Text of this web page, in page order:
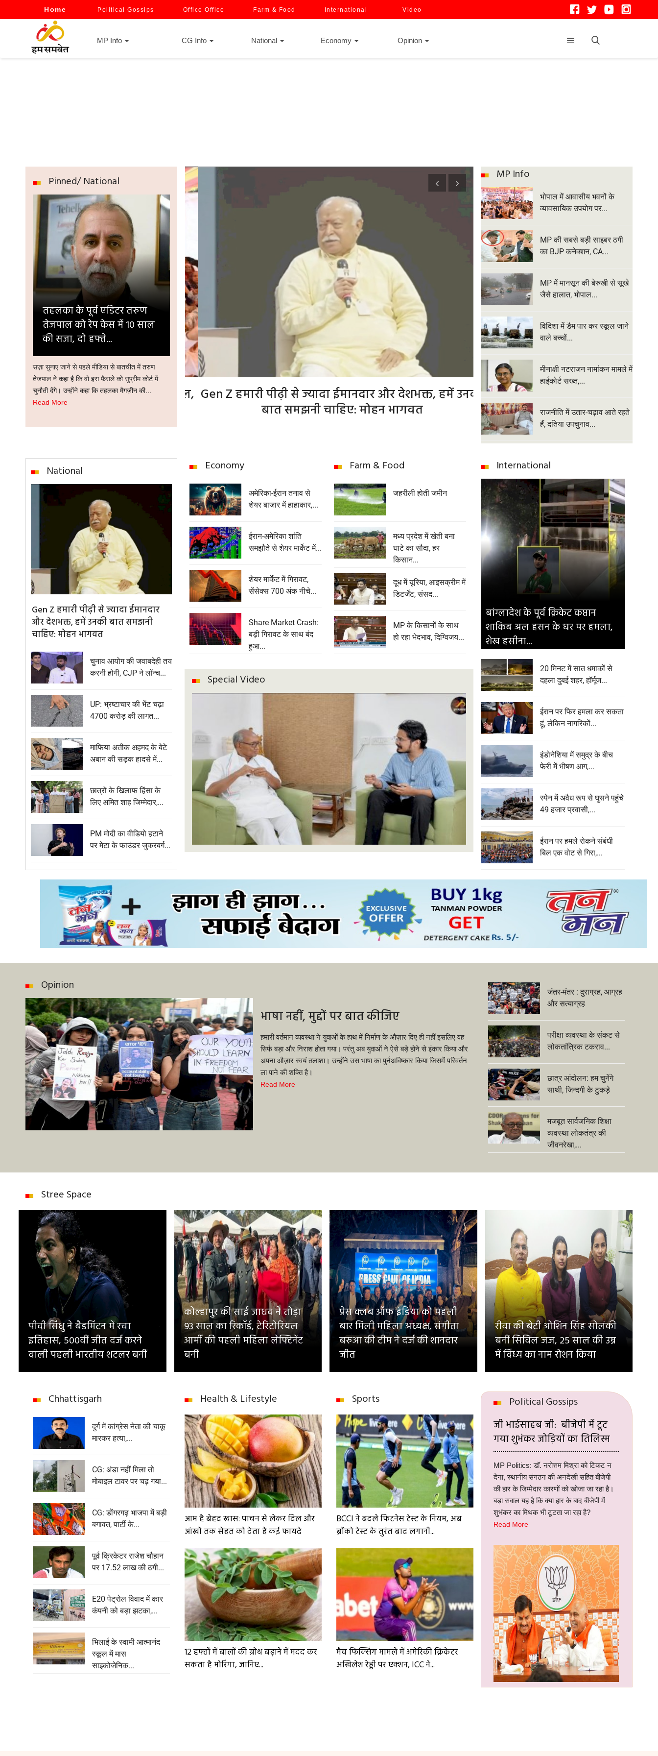
Home Political Gossips Office Office Farm & Food International Video
MP Info CG Info National Economy Opinion
Pinned/ National
तहलका के पूर्व एडिटर तरुण
तेजपाल को रेप केस में 10 साल
की सजा, दो हफ्ते...
सज़ा सुनाए जाने से पहले मीडिया से बातचीत में तरुण
तेजपाल ने कहा है कि वो इस फ़ैसले को सुप्रीम कोर्ट में
चुनौती देंगे। उन्होंने कहा कि तहलका मैगज़ीन की...
Read More
के व्यावसायिक उपयोग पर बवाल,
ने नगर निगम दफ्तर घेरा
Gen Z हमारी पीढ़ी से ज्यादा ईमानदार और देशभक्त, हमें उनकी
बात समझनी चाहिए: मोहन भागवत
MP की सबसे बड़ी साइबर ठगी का
करोड़ की ठगी मामले में भाजपा
MP Info
भोपाल में आवासीय भवनों के
व्यावसायिक उपयोग पर...
MP की सबसे बड़ी साइबर ठगी
का BJP कनेक्शन, CA...
MP में मानसून की बेरुखी से सूखे
जैसे हालात, भोपाल...
विदिशा में डैम पार कर स्कूल जाने
वाले बच्चों...
मीनाक्षी नटराजन नामांकन मामले में
हाईकोर्ट सख्त,...
राजनीति में उतार-चढ़ाव आते रहते
हैं, दतिया उपचुनाव...
National
Gen Z हमारी पीढ़ी से ज्यादा ईमानदार
और देशभक्त, हमें उनकी बात समझनी
चाहिए: मोहन भागवत
चुनाव आयोग की जवाबदेही तय
करनी होगी, CJP ने लॉन्च...
UP: भ्रष्टाचार की भेंट चढ़ा
4700 करोड़ की लागत...
माफिया अतीक अहमद के बेटे
अबान की सड़क हादसे में...
छात्रों के खिलाफ हिंसा के
लिए अमित शाह जिम्मेदार,...
PM मोदी का वीडियो हटाने
पर मेटा के फाउंडर जुकरबर्ग...
Economy
अमेरिका-ईरान तनाव से
शेयर बाजार में हाहाकार,...
ईरान-अमेरिका शांति
समझौते से शेयर मार्केट में...
शेयर मार्केट में गिरावट,
सेंसेक्‍स 700 अंक नीचे...
Share Market Crash:
बड़ी गिरावट के साथ बंद
हुआ...
Farm & Food
जहरीली होती जमीन
मध्य प्रदेश में खेती बना
घाटे का सौदा, हर
किसान...
दूध में यूरिया, आइसक्रीम में
डिटर्जेंट, संसद...
MP के किसानों के साथ
हो रहा भेदभाव, दिग्विजय...
Special Video
International
बांग्लादेश के पूर्व क्रिकेट कप्तान
शाकिब अल हसन के घर पर हमला,
शेख हसीना...
20 मिनट में सात धमाकों से
दहला दुबई शहर, हॉर्मूज...
ईरान पर फिर हमला कर सकता
हूं, लेकिन नागरिकों...
इंडोनेशिया में समुद्र के बीच
फेरी में भीषण आग,...
स्पेन में अवैध रूप से घुसने पहुंचे
49 हजार प्रवासी,...
ईरान पर हमले रोकने संबंधी
बिल एक वोट से गिरा,...
Opinion
भाषा नहीं, मुद्दों पर बात कीजिए
हमारी वर्तमान व्यवस्था ने युवाओं के हाथ में निर्माण के औज़ार दिए ही नहीं इसलिए वह
सिर्फ बड़ा और निराश होता गया। परंतु अब युवाओं ने ऐसे बड़े होने से इंकार किया और
अपना औज़ार स्वयं तलाशा। उन्होंने उस भाषा का पुर्नअविष्कार किया जिसमें परिवर्तन
ला पाने की शक्ति है।
Read More
जंतर-मंतर : दुराग्रह, आग्रह
और सत्याग्रह
परीक्षा व्यवस्था के संकट से
लोकतांत्रिक टकराव...
छात्र आंदोलन: हम चुनेंगे
साथी, जिन्दगी के टुकड़े
मजबूत सार्वजनिक शिक्षा
व्यवस्था लोकतंत्र की
जीवनरेखा,...
Stree Space
पीवी सिंधु ने बैडमिंटन में रचा
इतिहास, 500वीं जीत दर्ज करने
वाली पहली भारतीय शटलर बनीं
कोल्हापुर की साई जाधव ने तोड़ा
93 साल का रिकॉर्ड, टेरिटोरियल
आर्मी की पहली महिला लेफ्टिनेंट
बनीं
प्रेस क्लब ऑफ इंडिया को पहली
बार मिली महिला अध्यक्ष, संगीता
बरुआ की टीम ने दर्ज की शानदार
जीत
रीवा की बेटी ओशिन सिंह सोलंकी
बनीं सिविल जज, 25 साल की उम्र
में विंध्य का नाम रोशन किया
Chhattisgarh
दुर्ग में कांग्रेस नेता की चाकू
मारकर हत्या,...
CG: अंडा नहीं मिला तो
मोबाइल टावर पर चढ़ गया...
CG: डोंगरगढ़ भाजपा में बड़ी
बगावत, पार्टी के...
पूर्व क्रिकेटर राजेश चौहान
पर 17.52 लाख की ठगी...
E20 पेट्रोल विवाद में कार
कंपनी को बड़ा झटका,...
भिलाई के स्वामी आत्मानंद
स्कूल में मास
साइकोजेनिक...
Health & Lifestyle
आम है बेहद खास: पाचन से लेकर दिल और
आंखों तक सेहत को देता है कई फायदे
12 हफ्तों में बालों की ग्रोथ बढ़ाने में मदद कर
सकता है मोरिंगा, जानिए...
Sports
BCCI ने बदले फिटनेस टेस्ट के नियम, अब
ब्रोंको टेस्ट के तुरंत बाद लगानी...
मैच फिक्सिंग मामले में अमेरिकी क्रिकेटर
अखिलेश रेड्डी पर एक्शन, ICC ने...
Political Gossips
जी भाईसाहब जी: बीजेपी में टूट
गया शुभंकर जोड़ियों का तिलिस्म
MP Politics: डॉ. नरोत्तम मिश्रा को टिकट न
देना, स्थानीय संगठन की अनदेखी सहित बीजेपी
की हार के जिम्मेदार कारणों को खोजा जा रहा है।
बड़ा सवाल यह है कि क्या हार के बाद बीजेपी में
शुभंकर का मिथक भी टूटता जा रहा है?
Read More